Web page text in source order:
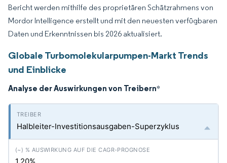
Bericht werden mithilfe des proprietären Schätzrahmens von
Mordor Intelligence erstellt und mit den neuesten verfügbaren
Daten und Erkenntnissen bis 2026 aktualisiert.
Globale Turbomolekularpumpen-Markt Trends
und Einblicke
Analyse der Auswirkungen von Treibern*
Halbleiter-Investitionsausgaben-Superzyklus